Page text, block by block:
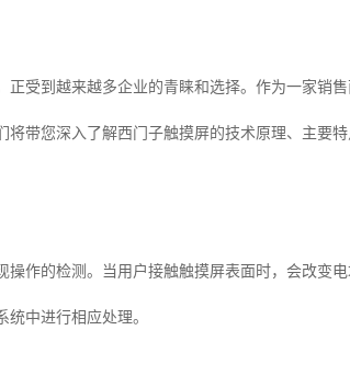
受到越来越多企业的青睐和选择。作为一家销
带您深入了解西门子触摸屏的技术原理、主要
作的检测。当用户接触触摸屏表面时，会改变
中进行相应处理。